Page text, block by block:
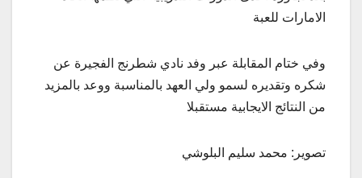
الامارات للعبة
وفي ختام المقابلة عبر وفد نادي شطرنج الفجيرة عن
شكره وتقديره لسمو ولي العهد بالمناسبة ووعد بالمزيد
من النتائج الايجابية مستقبلا
تصوير: محمد سليم البلوشي